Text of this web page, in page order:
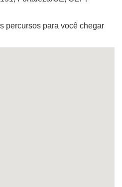
percursos para você chegar